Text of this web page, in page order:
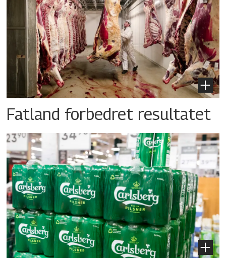
Fatland forbedret resultatet